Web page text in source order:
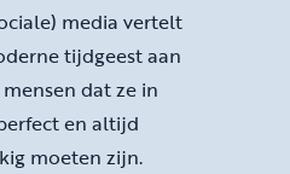
media vertelt
tijdgeest aan
dat ze in
en altijd
moeten zijn.